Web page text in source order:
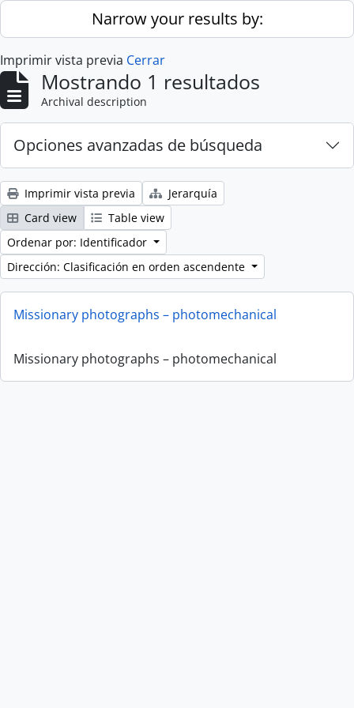
Skip to main contentNarrow your results by:
Imprimir vista previa Cerrar
Mostrando 1 resultados
Archival description
Opciones avanzadas de búsqueda
Imprimir vista previa
Jerarquía
Card view
Table view
Ordenar por: Identificador
Dirección: Clasificación en orden ascendente
Missionary photographs – photomechanical
Missionary photographs – photomechanical